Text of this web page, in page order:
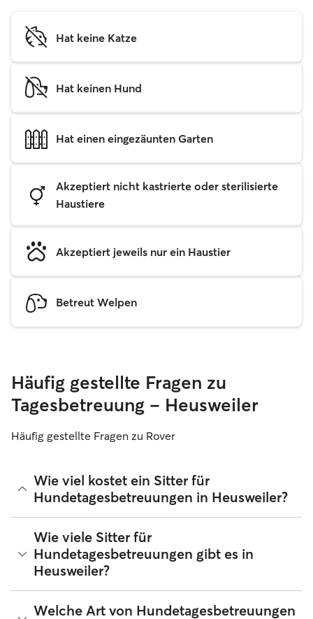
Hat keine Katze
Hat keinen Hund
Hat einen eingezäunten Garten
Akzeptiert nicht kastrierte oder sterilisierte
Haustiere
Akzeptiert jeweils nur ein Haustier
Betreut Welpen
Häufig gestellte Fragen zu
Tagesbetreuung – Heusweiler
Häufig gestellte Fragen zu Rover
Wie viel kostet ein Sitter für
Hundetagesbetreuungen in Heusweiler?
Sitter können ihre Preise bei Rover frei festlegen. Die
durchschnittlichen Kosten für einen Hundesitter für
Tagesbetreuungen bei Rover in Heusweiler betragen seit
August 2026 etwa 25 pro Tag, einschließlich der
und die deines Hundes anpasst.
Wie viele Sitter für
Hundetagesbetreuungen gibt es in
Heusweiler?
Seit August 2026 bieten 27 Sitter Hundetagesbetreuungen
Welche Art von Hundetagesbetreuungen